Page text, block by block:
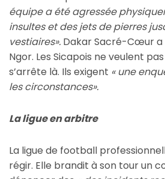
équipe a été agressée
insultes et des jets de pierres
vestiaires». Dakar Sacré-Cœur a
Ngor. Les Sicapois ne veulent
s’arrête là. Ils exigent « une
les circonstances».
La ligue en arbitre
La ligue de football
régir. Elle brandit à son tour un